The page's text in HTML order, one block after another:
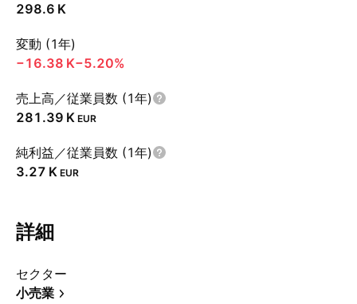
‪298.6 K‬
変動 (1年)
‪−16.38 K‬−5.20%
売上高／従業員数 (1年)
‪281.39 K‬ EUR
純利益／従業員数 (1年)
‪3.27 K‬ EUR
詳細
セクター
小売業